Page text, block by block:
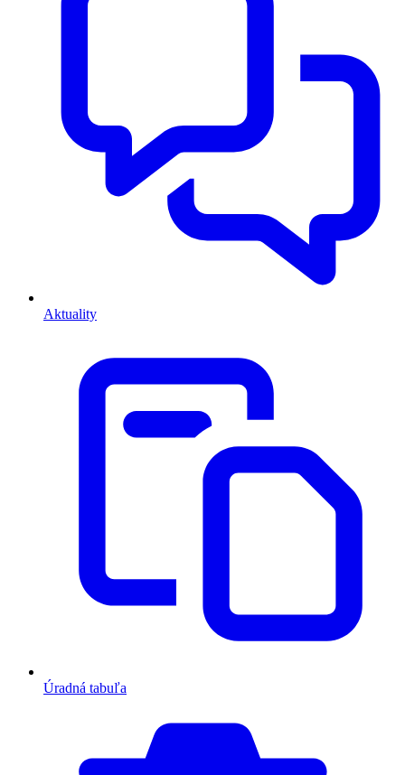
Aktuality
Úradná tabuľa